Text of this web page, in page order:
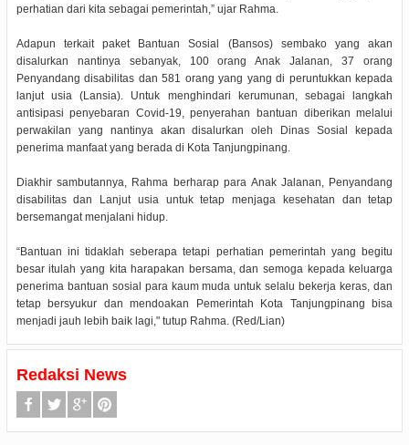
perhatian dari kita sebagai pemerintah,” ujar Rahma.
Adapun terkait paket Bantuan Sosial (Bansos) sembako yang akan
disalurkan nantinya sebanyak, 100 orang Anak Jalanan, 37 orang
Penyandang disabilitas dan 581 orang yang yang di peruntukkan kepada
lanjut usia (Lansia). Untuk menghindari kerumunan, sebagai langkah
antisipasi penyebaran Covid-19, penyerahan bantuan diberikan melalui
perwakilan yang nantinya akan disalurkan oleh Dinas Sosial kepada
penerima manfaat yang berada di Kota Tanjungpinang.
Diakhir sambutannya, Rahma berharap para Anak Jalanan, Penyandang
disabilitas dan Lanjut usia untuk tetap menjaga kesehatan dan tetap
bersemangat menjalani hidup.
“Bantuan ini tidaklah seberapa tetapi perhatian pemerintah yang begitu
besar itulah yang kita harapakan bersama, dan semoga kepada keluarga
penerima bantuan sosial para kaum muda untuk selalu bekerja keras, dan
tetap bersyukur dan mendoakan Pemerintah Kota Tanjungpinang bisa
menjadi jauh lebih baik lagi," tutup Rahma. (Red/Lian)
Redaksi News